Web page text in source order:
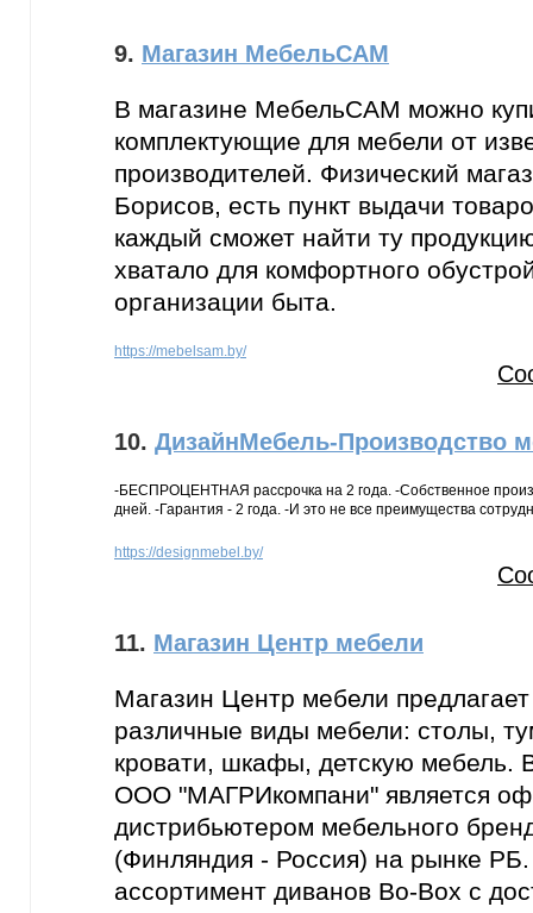
9. Магазин МебельСАМ
В магазине МебельСАМ можно
комплектующие для мебели от
производителей. Физический
Борисов, есть пункт выдачи
каждый сможет найти ту
хватало для комфортного
организации быта.
https://mebelsam.by/
10. ДизайнМебель-Производство
-БЕСПРОЦЕНТНАЯ рассрочка на 2 года. -Собственное
дней. -Гарантия - 2 года. -И это не все преимущества
https://designmebel.by/
11. Магазин Центр мебели
Магазин Центр мебели
различные виды мебели: столы,
кровати, шкафы, детскую мебель.
ООО "МАГРИкомпани" является
дистрибьютером мебельного
(Финляндия - Россия) на рынке
ассортимент диванов Bo-Box с